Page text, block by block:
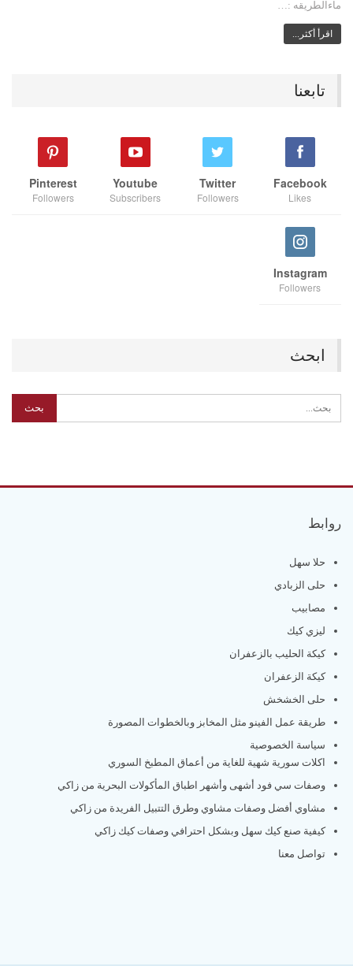
ماءالطريقه :…
اقرأ أكثر...
تابعنا
Facebook
Likes
Twitter
Followers
Youtube
Subscribers
Pinterest
Followers
Instagram
Followers
ابحث
روابط
حلا سهل
حلى الزبادي
مصابيب
ليزي كيك
كيكة الحليب بالزعفران
كيكة الزعفران
حلى الخشخش
طريقة عمل الفينو مثل المخابز وبالخطوات المصورة
سياسة الخصوصية
اكلات سورية شهية للغاية من أعماق المطبخ السوري
وصفات سي فود أشهى وأشهر اطباق المأكولات البحرية من زاكي
مشاوي أفضل وصفات مشاوي وطرق التتبيل الفريدة من زاكي
كيفية صنع كيك سهل وبشكل احترافي وصفات كيك زاكي
تواصل معنا